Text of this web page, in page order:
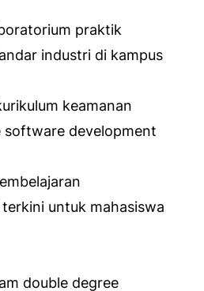
praktik
industri di kampus
keamanan
software development
untuk mahasiswa
double degree